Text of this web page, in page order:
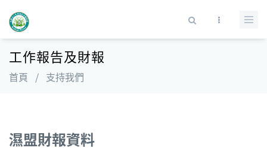
搜尋表單
工作報告及財報
首頁 / 支持我們
濕盟財報資料